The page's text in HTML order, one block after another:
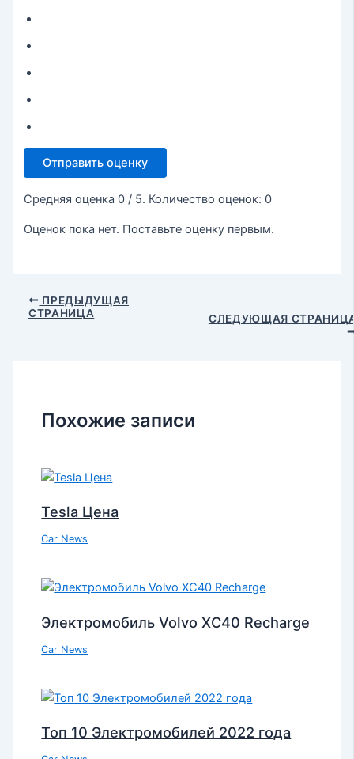
Отправить оценку
Средняя оценка 0 / 5. Количество оценок: 0
Оценок пока нет. Поставьте оценку первым.
ПРЕДЫДУЩАЯ
СТРАНИЦА
СЛЕДУЮЩАЯ
Похожие записи
Tesla Цена
Car News
Электромобиль Volvo XC40 Recharge
Car News
Топ 10 Электромобилей 2022 года